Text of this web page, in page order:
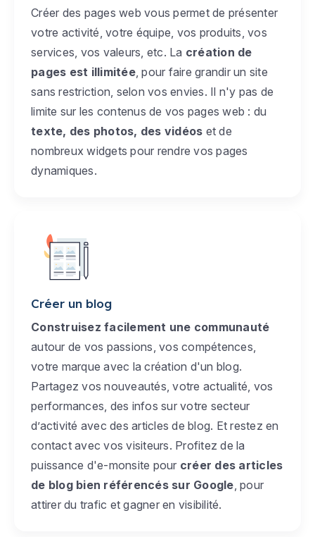
Créer des pages web vous permet de présenter
votre activité, votre équipe, vos produits, vos
services, vos valeurs, etc. La création de
pages est illimitée, pour faire grandir un site
sans restriction, selon vos envies. Il n'y pas de
limite sur les contenus de vos pages web : du
texte, des photos, des vidéos et de
nombreux widgets pour rendre vos pages
dynamiques.
Créer un blog
Construisez facilement une communauté
autour de vos passions, vos compétences,
votre marque avec la création d'un blog.
Partagez vos nouveautés, votre actualité, vos
performances, des infos sur votre secteur
d’activité avec des articles de blog. Et restez en
contact avec vos visiteurs. Profitez de la
puissance d'e-monsite pour créer des articles
de blog bien référencés sur Google , pour
attirer du trafic et gagner en visibilité.